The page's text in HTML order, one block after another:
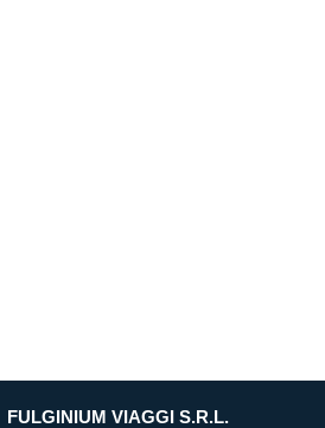
FULGINIUM VIAGGI S.R.L.